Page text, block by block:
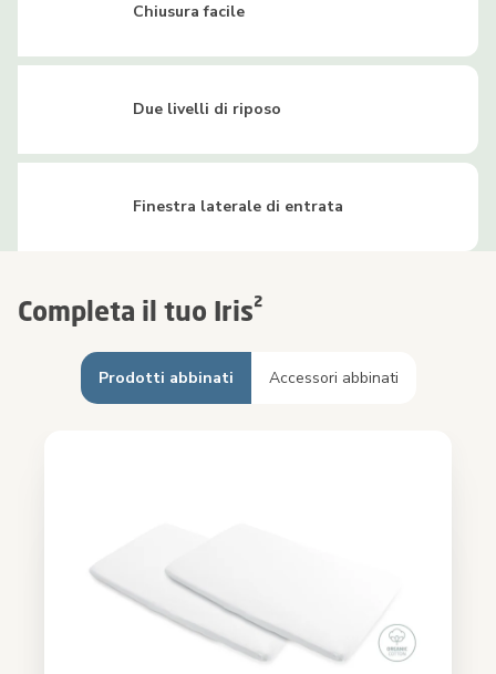
Chiusura facile
Due livelli di riposo
Finestra laterale di entrata
Completa il tuo Iris²
Prodotti abbinati Accessori abbinati